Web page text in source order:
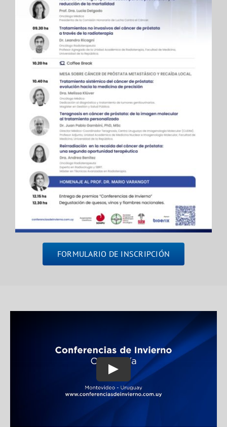
FORMULARIO DE INSCRIPCIÓN
Play